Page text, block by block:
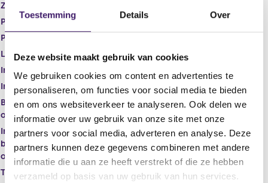
Toestemming Details Over
Deze website maakt gebruik van cookies
We gebruiken cookies om content en advertenties te
personaliseren, om functies voor social media te bieden
en om ons websiteverkeer te analyseren. Ook delen we
informatie over uw gebruik van onze site met onze
partners voor social media, adverteren en analyse. Deze
partners kunnen deze gegevens combineren met andere
informatie die u aan ze heeft verstrekt of die ze hebben
verzameld op basis van uw gebruik van hun services.
Zakelijk adres
Postcode
6511 NC
Plaats
Lid toezichthoudend orgaan
nee
Inschrijvings nummer NBA RA
Inschrijvings nummer NBA AA
8660
Buitenlandse beroeps
organisatie
Inschrijvings nummer
buitenlandse beroeps
organisatie
Tucht- rechtelijke maatregel